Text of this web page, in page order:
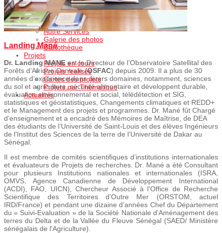
OSFAC-DMT Desktop
Services
Formation
Autre Services
Galerie des photos
Cartothèque
Projets
Projets en cours
Projets realisés
Cartes des projets
Projets par Thématique
Actualités
Landing Mané
Dr. Landing MANE est le Directeur de l’Observatoire Satellital des
Forêts d’Afrique Centrale (OSFAC) depuis 2009. Il a plus de 30
années d’expérience dans divers domaines, notamment, sciences
du sol et agriculture, sécurité alimentaire et développent durable,
évaluation environnemental et social, télédétection et SIG,
statistiques et géostatistiques, Changements climatiques et REDD+
et le Management des projets et programmes. Dr. Mané fût Chargé
d’enseignement et a encadré des Mémoires de Maîtrise, de DEA
des étudiants de l’Université de Saint-Louis et des élèves Ingénieurs
de l’Institut des Sciences de la terre de l’Université de Dakar au
Sénégal.
Il est membre de comités scientifiques d’institutions internationales
et évaluateurs de Projets de recherches. Dr. Mané a été Consultant
pour plusieurs Institutions nationales et internationales (ISRA,
OMVS, Agence Canadienne de Développement International
(ACDI), FAO, UICN), Chercheur Associé à l’Office de Recherche
Scientifique des Territoires d’Outre Mer (ORSTOM, actuel
IRD/France) et pendant une dizaine d’années Chef du Département
du « Suivi-Evaluation » de la Société Nationale d’Aménagement des
terres du Delta et de la Vallée du Fleuve Sénégal (SAED/ Ministère
sénégalais de l'Agriculture).